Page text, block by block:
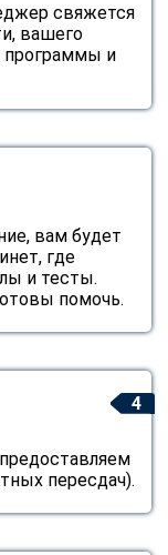
свяжется
вашего
программы и
вам будет
где
и тесты.
помочь.
4
пересдач).